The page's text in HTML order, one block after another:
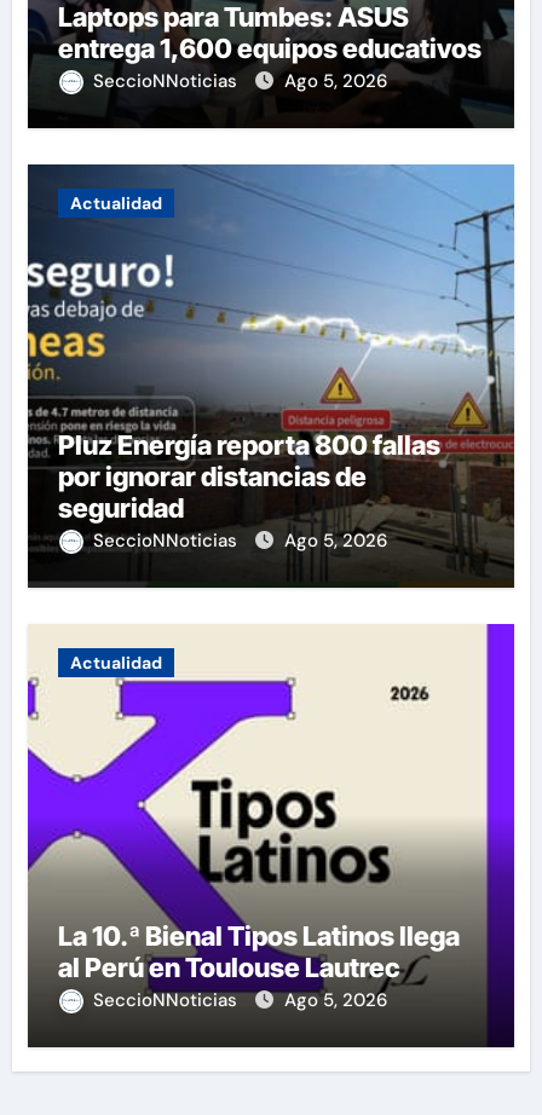
Laptops para Tumbes: ASUS
entrega 1,600 equipos educativos
SeccioNNoticias Ago 5, 2026
Actualidad
Pluz Energía reporta 800 fallas
por ignorar distancias de
seguridad
SeccioNNoticias Ago 5, 2026
Actualidad
La 10.ª Bienal Tipos Latinos llega
al Perú en Toulouse Lautrec
SeccioNNoticias Ago 5, 2026